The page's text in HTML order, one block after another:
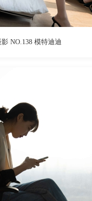
2372 阅读 0
NO.138 模特迪迪